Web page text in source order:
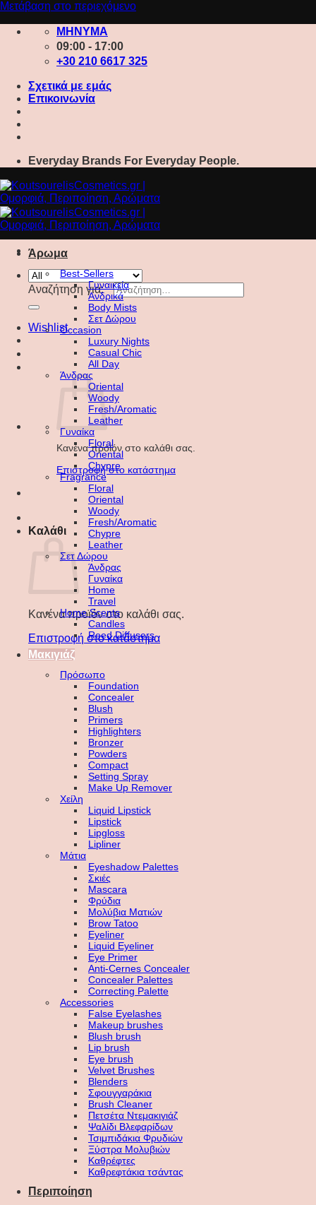
Μετάβαση στο περιεχόμενο
ΜΗΝΥΜΑ
09:00 - 17:00
+30 210 6617 325
Σχετικά με εμάς
Επικοινωνία
Everyday Brands For Everyday People.
Αναζήτηση για:
Wishlist
Κανένα προϊόν στο καλάθι σας.
Επιστροφή στο κατάστημα
Καλάθι
Κανένα προϊόν στο καλάθι σας.
Επιστροφή στο κατάστημα
Άρωμα
Best-Sellers
Γυναικεία
Ανδρικά
Body Mists
Σετ Δώρου
Occasion
Luxury Nights
Casual Chic
All Day
Άνδρας
Oriental
Woody
Fresh/Aromatic
Leather
Γυναίκα
Floral
Oriental
Chypre
Fragrance
Floral
Oriental
Woody
Fresh/Aromatic
Chypre
Leather
Σετ Δώρου
Άνδρας
Γυναίκα
Home
Travel
Home Scents
Candles
Reed Diffusers
Μακιγιάζ
Πρόσωπο
Foundation
Concealer
Blush
Primers
Highlighters
Bronzer
Powders
Compact
Setting Spray
Make Up Remover
Χείλη
Liquid Lipstick
Lipstick
Lipgloss
Lipliner
Μάτια
Eyeshadow Palettes
Σκιές
Mascara
Φρύδια
Μολύβια Ματιών
Brow Tatoo
Eyeliner
Liquid Eyeliner
Eye Primer
Anti-Cernes Concealer
Concealer Palettes
Correcting Palette
Accessories
False Eyelashes
Makeup brushes
Blush brush
Lip brush
Eye brush
Velvet Brushes
Blenders
Σφουγγαράκια
Brush Cleaner
Πετσέτα Ντεμακιγιάζ
Ψαλίδι Βλεφαρίδων
Τσιμπιδάκια Φρυδιών
Ξύστρα Μολυβιών
Καθρέφτες
Καθρεφτάκια τσάντας
Περιποίηση